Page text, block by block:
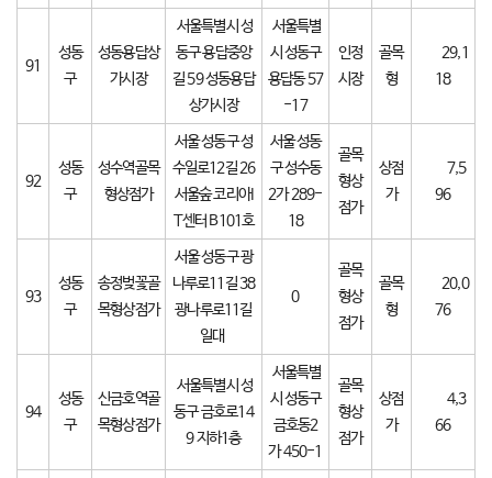
91
성동
구
성동용답상
가시장
서울특별시 성
동구 용답중앙
길 59 성동용답
상가시장
서울특별
시 성동구
용답동 57
-17
인정
시장
골목
형
29,1
18
92
성동
구
성수역골목
형상점가
서울 성동구 성
수일로12길 26
서울숲 코리아I
T센터 B101호
서울 성동
구 성수동
2가 289-
18
골목
형상
점가
상점
가
7,5
96
93
성동
구
송정벚꽃골
목형상점가
서울 성동구 광
나루로11길 38
광나루로11길
일대
0
골목
형상
점가
골목
형
20,0
76
94
성동
구
신금호역골
목형상점가
서울특별시 성
동구 금호로14
9 지하1층
서울특별
시 성동구
금호동2
가 450-1
골목
형상
점가
상점
가
4,3
66